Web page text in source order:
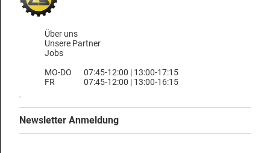
Über uns
Unsere Partner
Jobs
MO-DO
FR
07:45-12:00 | 13:00-17:15
07:45-12:00 | 13:00-16:15
Newsletter Anmeldung